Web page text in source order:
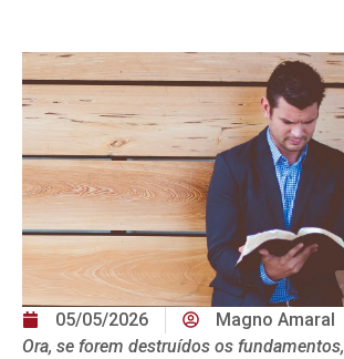
05/05/2026
Magno Amaral
Ora, se forem destruídos os fundamentos,